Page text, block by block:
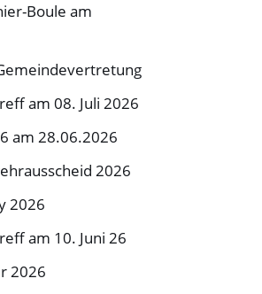
Boule am
am 08. Juli 2026
am 28.06.2026
2026
2026
am 10. Juni 26
2026